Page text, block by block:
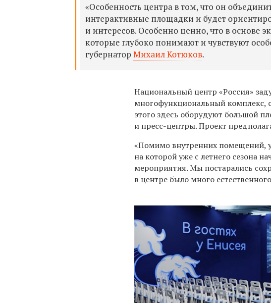
«Особенность центра в том, что он
интерактивные площадки и будет
и интересов. Особенно ценно, что в основе
которые глубоко понимают и чувствуют
губернаторМихаил Котюков.
Национальный центр «Россия»
многофункциональный комплекс,
этого здесь оборудуют большой
и пресс-центры. Проект
«Помимо внутренних помещений,
на которой уже с летнего сезона
мероприятия. Мы постарались
в центре было много